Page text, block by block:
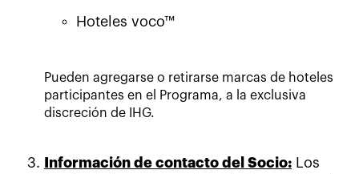
Hoteles voco™
Pueden agregarse o retirarse marcas de hoteles
participantes en el Programa, a la exclusiva
discreción de IHG.
Información de contacto del Socio: Los